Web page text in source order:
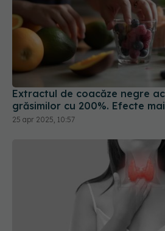
Extractul de coacăze negre
grăsimilor cu 200%. Efecte
25 apr 2025, 10:57